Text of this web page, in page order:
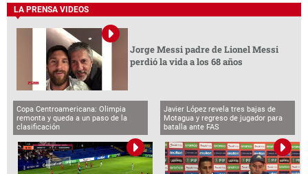
LA PRENSA VIDEOS
Jorge Messi padre de Lionel Messi
perdió la vida a los 68 años
Copa Centroamericana: Olimpia
remonta y queda a un paso de la
clasificación
Javier López revela tres bajas de
Motagua y regreso de jugador para
batalla ante FAS